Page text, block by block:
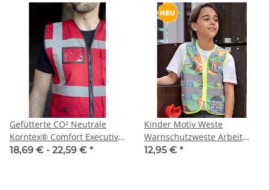
Gefütterte CO² Neutrale
Korntex® Comfort Executive
Weste WISMAR in 10 Größen
18,69 € - 22,59 € *
Kinder Motiv Weste
Warnschutzweste Arbeit
Bagger + Traktor CO²
12,95 € *